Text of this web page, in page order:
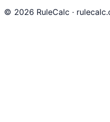
© 2026 RuleCalc ·